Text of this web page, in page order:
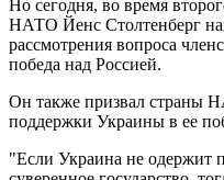
Но сегодня, во время
НАТО Йенс Столтенберг
рассмотрения вопроса
победа над Россией.
Он также призвал страны
поддержки Украины в ее
"Если Украина не одержит